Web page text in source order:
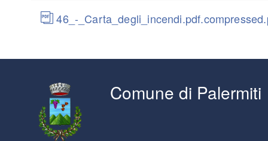
46_-
Comune di Palermiti